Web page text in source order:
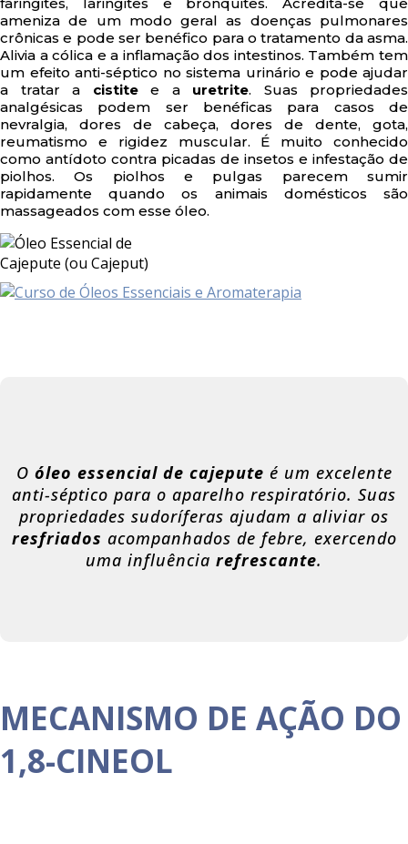
ameniza de um modo geral as doenças pulmonares
crônicas e pode ser benéfico para o tratamento da asma.
Alivia a cólica e a inflamação dos intestinos. Também tem
um efeito anti-séptico no sistema urinário e pode ajudar
a tratar a cistitee a uretrite. Suas propriedades
analgésicas podem ser benéficas para casos de
nevralgia, dores de cabeça, dores de dente, gota,
reumatismo e rigidez muscular. É muito conhecido
como antídoto contra picadas de insetos e infestação de
piolhos. Os piolhos e pulgas parecem sumir
rapidamente quando os animais domésticos são
massageados com esse óleo.
O óleo essencial de cajepute é um excelente
anti-séptico para o aparelho respiratório. Suas
propriedades sudoríferas ajudam a aliviar os
resfriados acompanhados de febre, exercendo
uma influência refrescante.
MECANISMO DE AÇÃO DO
1,8-CINEOL